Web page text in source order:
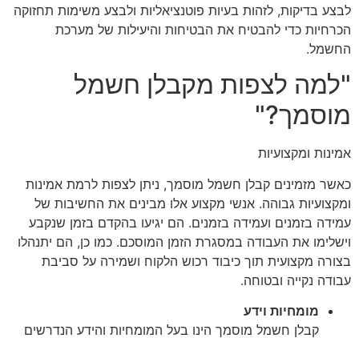
לבצע בדיקות, לזהות בעיות פוטנציאליות ולבצע משימות תחזוקה
הכרחיות כדי להבטיח את הבטיחות והיעילות של מערכת
החשמל.
"למה לצפות מקבלן חשמל
מוסמך?"
אמינות ומקצועיות
כאשר מזמינים קבלן חשמל מוסמך, ניתן לצפות לרמת אמינות
ומקצועיות גבוהה. אנשי מקצוע אלו מבינים את החשיבות של
עמידה בזמנים ועמידה בזמנים. הם יגיעו בהקדם בזמן שנקבע
וישלימו את העבודה במסגרת הזמן המוסכם. כמו כן, הם יתנהלו
בצורה מקצועית תוך כיבוד רכוש הלקוח ושמירה על סביבת
עבודה נקייה ובטוחה.
מומחיות וידע
קבלן חשמל מוסמך הינו בעל המומחיות והידע הנדרשים